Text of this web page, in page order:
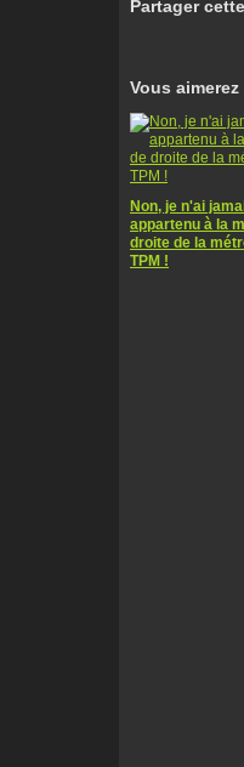
Partager
Vous
Non, je n'ai
appartenu à la
droite de la
TPM !